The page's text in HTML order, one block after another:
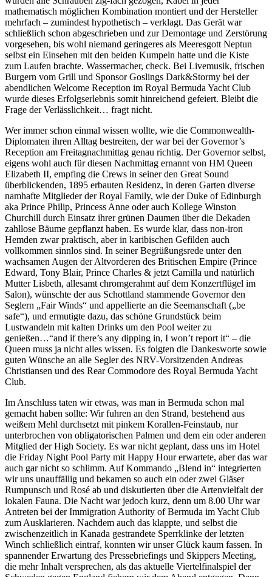
mathematisch möglichen Kombination montiert und der Hersteller
mehrfach – zumindest hypothetisch – verklagt. Das Gerät war
schließlich schon abgeschrieben und zur Demontage und Zerstörung
vorgesehen, bis wohl niemand geringeres als Meeresgott Neptun
selbst ein Einsehen mit den beiden Kumpeln hatte und die Kiste
zum Laufen brachte. Wassermacher, check. Bei Livemusik, frischen
Burgern vom Grill und Sponsor Goslings Dark&Stormy bei der
abendlichen Welcome Reception im Royal Bermuda Yacht Club
wurde dieses Erfolgserlebnis somit hinreichend gefeiert. Bleibt die
Frage der Verlässlichkeit… fragt nicht.
Wer immer schon einmal wissen wollte, wie die Commonwealth-
Diplomaten ihren Alltag bestreiten, der war bei der Governor’s
Reception am Freitagnachmittag genau richtig. Der Governor selbst,
eigens wohl auch für diesen Nachmittag ernannt von HM Queen
Elizabeth II, empfing die Crews in seiner den Great Sound
überblickenden, 1895 erbauten Residenz, in deren Garten diverse
namhafte Mitglieder der Royal Family, wie der Duke of Edinburgh
aka Prince Philip, Princess Anne oder auch Kollege Winston
Churchill durch Einsatz ihrer grünen Daumen über die Dekaden
zahllose Bäume gepflanzt haben. Es wurde klar, dass non-iron
Hemden zwar praktisch, aber in karibischen Gefilden auch
vollkommen sinnlos sind. In seiner Begrüßungsrede unter den
wachsamen Augen der Altvorderen des Britischen Empire (Prince
Edward, Tony Blair, Prince Charles & jetzt Camilla und natürlich
Mutter Lisbeth, allesamt chromgerahmt auf dem Konzertflügel im
Salon), wünschte der aus Schottland stammende Governor den
Seglern „Fair Winds“ und appellierte an die Seemanschaft („be
safe“), und ermutigte dazu, das schöne Grundstück beim
Lustwandeln mit kalten Drinks um den Pool weiter zu
genießen…“and if there’s any dipping in, I won’t report it“ – die
Queen muss ja nicht alles wissen. Es folgten die Dankesworte sowie
guten Wünsche an alle Segler des NRV-Vorsitzenden Andreas
Christiansen und des Rear Commodore des Royal Bermuda Yacht
Club.
Im Anschluss taten wir etwas, was man in Bermuda schon mal
gemacht haben sollte: Wir fuhren an den Strand, bestehend aus
weißem Mehl durchsetzt mit pinkem Korallen-Feinstaub, nur
unterbrochen von obligatorischen Palmen und dem ein oder anderen
Mitglied der High Society. Es war nicht geplant, dass uns im Hotel
die Friday Night Pool Party mit Happy Hour erwartete, aber das war
auch gar nicht so schlimm. Auf Kommando „Blend in“ integrierten
wir uns unauffällig und bekamen so auch ein oder zwei Gläser
Rumpunsch und Rosé ab und diskutierten über die Artenvielfalt der
lokalen Fauna. Die Nacht war jedoch kurz, denn um 8.00 Uhr war
Antreten bei der Immigration Authority of Bermuda im Yacht Club
zum Ausklarieren. Nachdem auch das klappte, und selbst die
zwischenzeitlich in Kanada gestrandete Sperrklinke der letzten
Winch schließlich eintraf, konnten wir unser Glück kaum fassen. In
spannender Erwartung des Pressebriefings und Skippers Meeting,
die mehr Inhalt versprechen, als das aktuelle Viertelfinalspiel der